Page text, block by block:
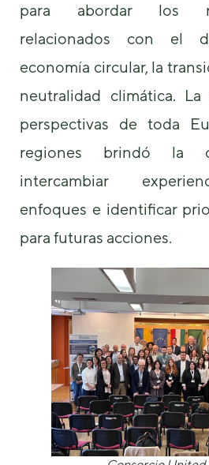
para abordar los
relacionados con el
economía circular, la
neutralidad climática.
perspectivas de toda
regiones brindó la
intercambiar
enfoques e identificar
para futuras acciones.